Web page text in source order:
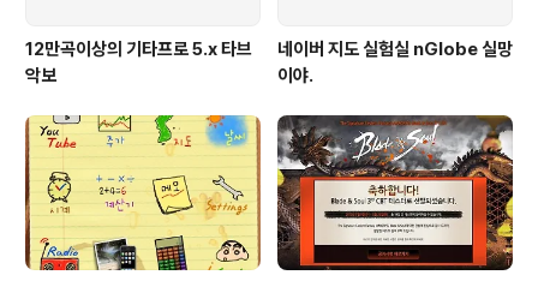
12만곡이상의 기타프로 5.x 타브
악보
네이버 지도 실험실 nGlobe 실망
이야.